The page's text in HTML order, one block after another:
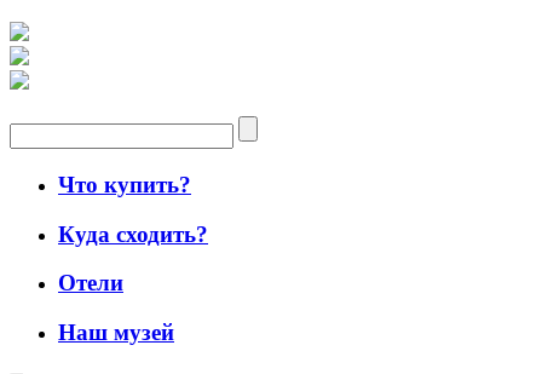
Что купить?
Куда сходить?
Отели
Наш музей